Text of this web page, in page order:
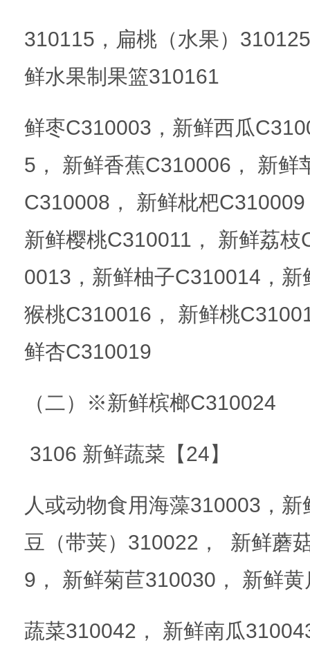
310115，扁桃（水果）
鲜水果制果篮310161
鲜枣C310003，新鲜西瓜
5， 新鲜香蕉C310006， 新鲜
C310008， 新鲜枇杷
新鲜樱桃C310011， 新鲜荔
0013，新鲜柚子C310014，
猴桃C310016， 新鲜桃
鲜杏C310019
（二）※新鲜槟榔C310024
3106 新鲜蔬菜【24】
人或动物食用海藻310003，
豆（带荚）310022， 新鲜蘑
9， 新鲜菊苣310030， 新鲜
蔬菜310042， 新鲜南瓜